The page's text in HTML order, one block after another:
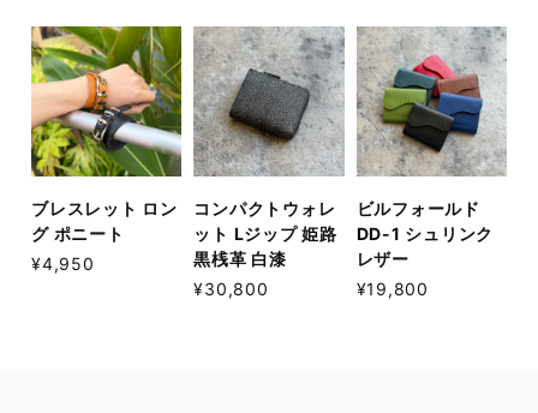
ブレスレット ロン
グ ポニート
¥4,950
コンパクトウォレ
ット Lジップ 姫路
黒桟革 白漆
¥30,800
ビルフォールド
DD-1 シュリンク
レザー
¥19,800